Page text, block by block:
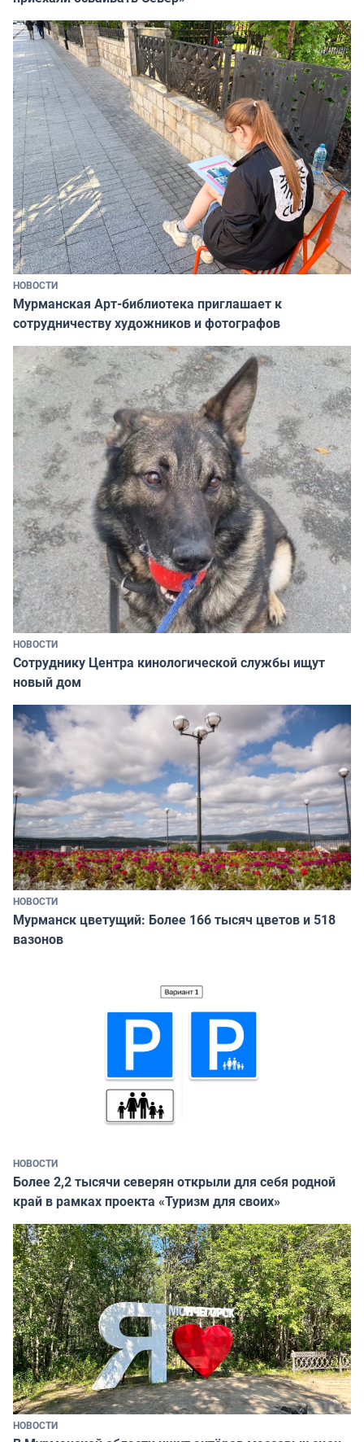
НОВОСТИ
Мурманская Арт-библиотека приглашает к
сотрудничеству художников и фотографов
НОВОСТИ
Сотруднику Центра кинологической службы ищут
новый дом
НОВОСТИ
Мурманск цветущий: Более 166 тысяч цветов и 518
вазонов
НОВОСТИ
Более 2,2 тысячи северян открыли для себя родной
край в рамках проекта «Туризм для своих»
НОВОСТИ